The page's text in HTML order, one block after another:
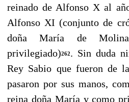
reinado de Alfonso X al
Alfonso XI (conjunto de
doña María de
privilegiado)262. Sin duda
Rey Sabio que fueron de
pasaron por sus manos,
reina doña María y como